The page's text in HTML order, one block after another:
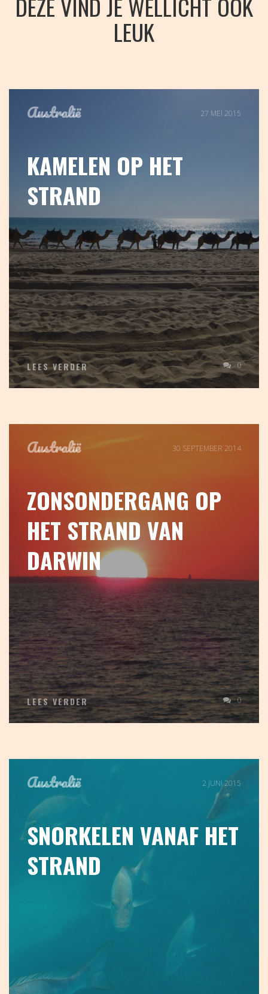
DEZE VIND JE WELLICHT OOK
LEUK
Australië 27 MEI 2015
KAMELEN OP HET
STRAND
LEES VERDER 0
Australië 30 SEPTEMBER 2014
ZONSONDERGANG OP
HET STRAND VAN
DARWIN
LEES VERDER 0
Australië 2 JUNI 2015
SNORKELEN VANAF HET
STRAND